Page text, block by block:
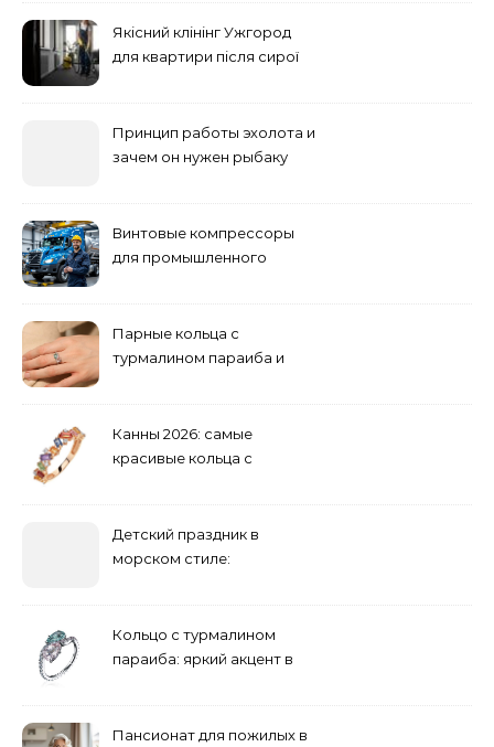
Якісний клінінг Ужгород
для квартири після сирої
Принцип работы эхолота и
зачем он нужен рыбаку
Винтовые компрессоры
для промышленного
Парные кольца с
турмалином параиба и
Канны 2026: самые
красивые кольца с
Детский праздник в
морском стиле:
Кольцо с турмалином
параиба: яркий акцент в
Пансионат для пожилых в